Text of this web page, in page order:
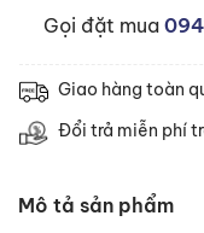
Gọi đặt mua
Giao hàng toàn
Đổi trả miễn phí
Mô tả sản phẩm